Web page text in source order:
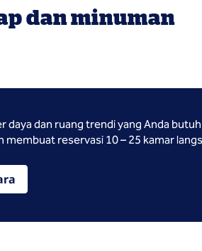
dan minuman
daya dan ruang trendi yang Anda
membuat reservasi 10 – 25 kamar